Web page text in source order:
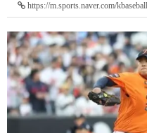
https://m.sports.naver.com/